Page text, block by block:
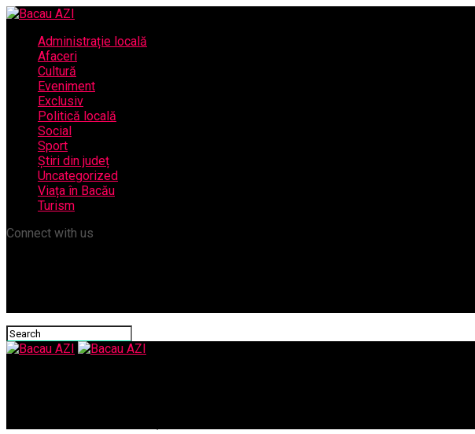
Administrație locală
Afaceri
Cultură
Eveniment
Exclusiv
Politică locală
Social
Sport
Știri din județ
Uncategorized
Viața în Bacău
Turism
Connect with us